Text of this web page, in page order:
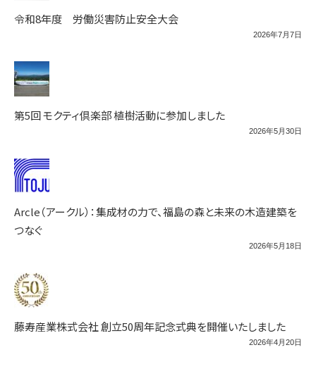
令和8年度 労働災害防止安全大会
2026年7月7日
第5回 モクティ倶楽部 植樹活動に参加しました
2026年5月30日
Arcle（アークル）：集成材の力で、福島の森と未来の木造建築を
つなぐ
2026年5月18日
藤寿産業株式会社 創立50周年記念式典を開催いたしました
2026年4月20日